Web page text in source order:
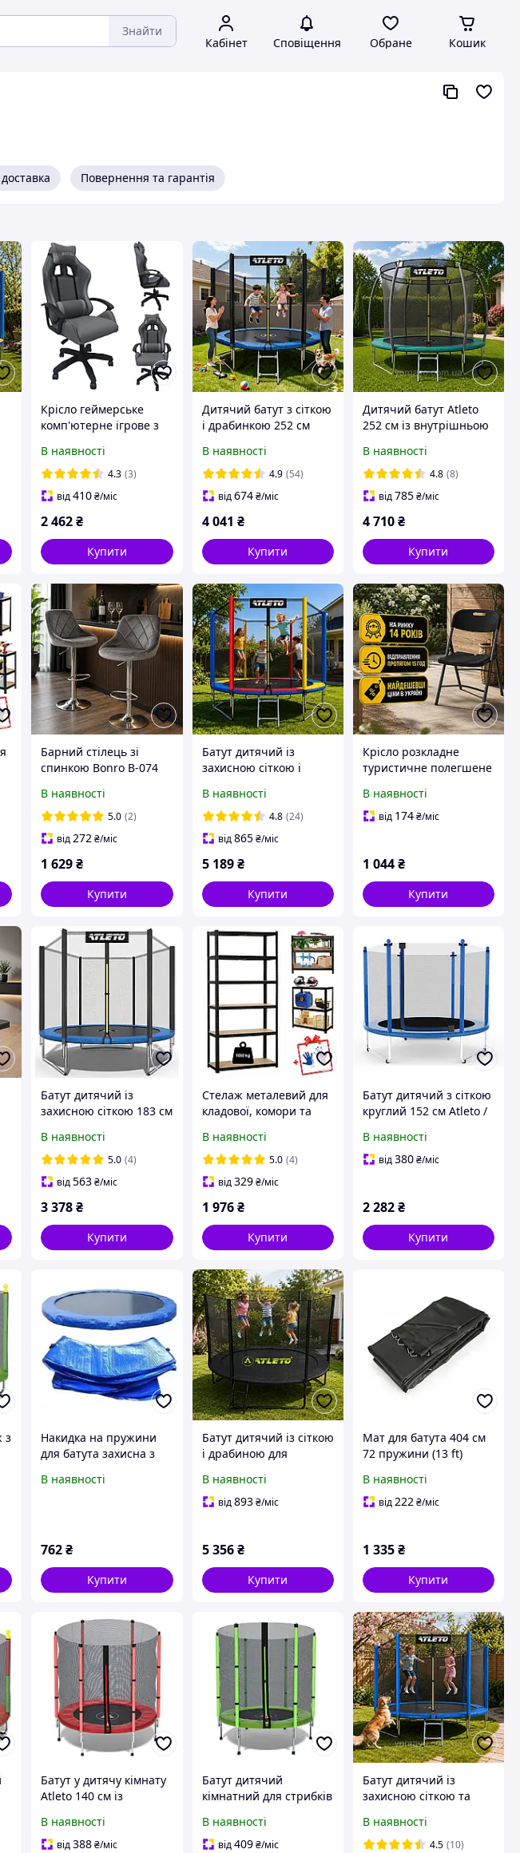
Знайти
Кабінет Сповіщення Обране Кошик
Повернення та гарантія
Крісло геймерське
комп'ютерне ігрове з
сіре + 2 подушки /
Комп'ютерний стілець
В наявності
4.3 (3)
від410₴/міс
2 462₴
Купити
Дитячий батут з сіткою
і драбинкою 252 см
для дому, саду та
активного відпочинку
В наявності
4.9 (54)
від674 ₴/міс
4 041 ₴
Купити
Дитячий батут Atleto
252 см із внутрішньою
зелений / Батут для
дому, саду + рукавиці в
подарунок
В наявності
4.8 (8)
від785₴/міс
4 710₴
Купити
Барний стілець зі
спинкою Bonro B-074
Стілець для кухні, бару,
кафе, дому, ресторану
В наявності
5.0 (2)
від272₴/міс
1 629₴
Купити
Батут дитячий із
захисною сіткою і
multikolor + рукавиці у
подарунок
В наявності
4.8 (24)
від865 ₴/міс
5 189 ₴
Купити
Крісло розкладне
туристичне полегшене
навантаженням до 150
кг чорне Bonro BS-53
В наявності
від 174₴/міс
1 044₴
Купити
Батут дитячий із
захисною сіткою 183 см
подарунок / Батути для
дітей для ігор на вулиці
В наявності
5.0 (4)
від563₴/міс
3 378₴
Купити
Стелаж металевий для
кладової, комори та
220x110x50 Siker P2211
чорний / Стелажі для
дому та складу
В наявності
5.0 (4)
від329 ₴/міс
1 976 ₴
Купити
Батут дитячий з сіткою
круглий 152 см Atleto /
молодшого віку
В наявності
від380₴/міс
2 282₴
Купити
з
Накидка на пружини
для батута захисна з
накладка для пружин
В наявності
762₴
Купити
Батут дитячий із сіткою
і драбиною для
312 см Atleto Black +
рукавиці у подарунок
В наявності
від893 ₴/міс
5 356 ₴
Купити
Мат для батута 404 см
72 пружини (13 ft)
В наявності
від222₴/міс
1 335₴
Купити
Батут у дитячу кімнату
Atleto 140 см із
червоний / Батути для
дітей
В наявності
від388₴/міс
Батут дитячий
кімнатний для стрибків
захисною сіткою
зелений / Батути для
В наявності
від409 ₴/міс
Батут дитячий із
захисною сіткою та
вуличний спортивний
252 см Atleto синій
В наявності
4.5 (10)